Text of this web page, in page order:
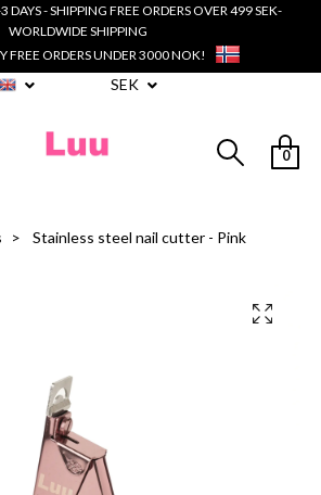
DAYS - SHIPPING FREE ORDERS OVER 499 SEK-
WORLDWIDE SHIPPING
FREE ORDERS UNDER 3000 NOK!
SEK
0
Stainless steel nail cutter - Pink